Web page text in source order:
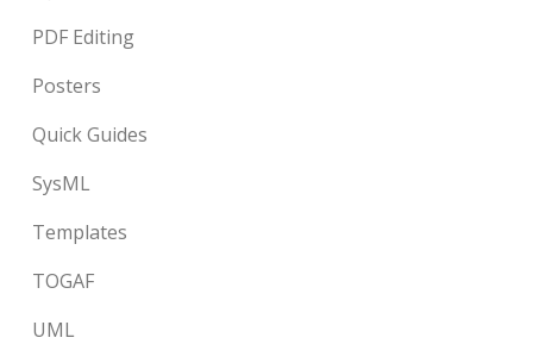
PDF Editing
Posters
Quick Guides
SysML
Templates
TOGAF
UML